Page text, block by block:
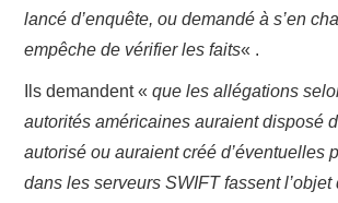
lancé d’enquête, ou demandé à s’en
empêche de vérifier les faits« .
Ils demandent «que les allégations
autorités américaines auraient disposé
autorisé ou auraient créé d’éventuelles
dans les serveurs SWIFT fassent l’objet